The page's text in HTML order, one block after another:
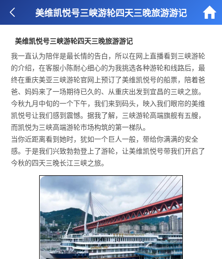
 美维凯悦号三峡游轮四天三晚旅游游记 
美维凯悦号三峡游轮四天三晚旅游游记
我一直认为陪伴是最长情的告白，所以在网上直播看到三峡游轮
的介绍，在客服小陈耐心细心的为我挑选各种游轮和线路后，最
终在重庆美亚三峡游轮官网上预订了美维凯悦号的船票，陪着爸
爸、妈妈来了一场期待已久的、从重庆出发到宜昌的三峡之旅。
今秋九月中旬的一个下午，我们来到码头，映入我们眼帘的美维
凯悦号让我们感到震憾。据我了解，三峡游轮高端旗舰有五艘，
而凯悦为三峡高端游轮市场构筑的第一梯队。
当你近距离看到她时，犹如一个巨人一般，带给你满满的安全
感。于是我们兴致勃勃登上了游轮，让美维凯悦号带我们开启了
今秋的四天三晚长江三峡之旅。